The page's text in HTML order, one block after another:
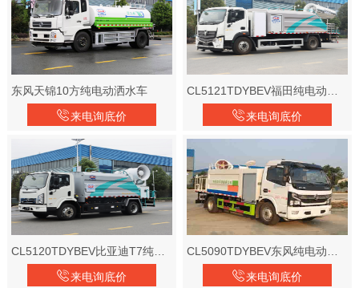
东风天锦10方纯电动洒水车
来电询底价
CL5121TDYBEV福田纯电动多功能抑尘车
来电询底价
CL5120TDYBEV比亚迪T7纯电动多功能抑尘车
来电询底价
CL5090TDYBEV东风纯电动多功能抑尘车
来电询底价